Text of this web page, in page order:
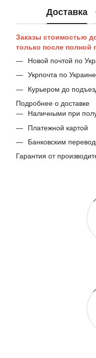
Доставка
Заказы стоимостью
только после полной
Новой почтой по
Укрпочта по
Курьером до
Подробнее о доставке
Наличными при
Платежной картой
Банковским
Гарантия от